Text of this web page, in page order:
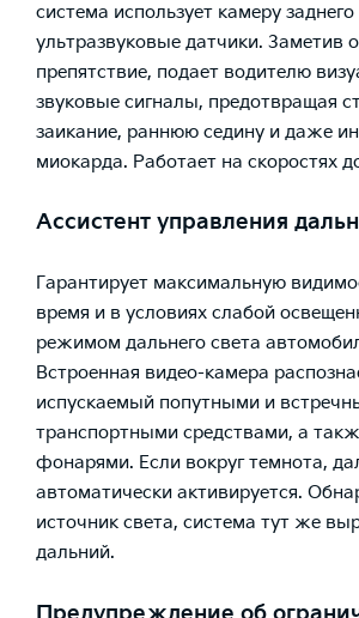
система использует камеру
ультразвуковые датчики. Заметив
препятствие, подает водителю
звуковые сигналы, предотвращая
заикание, раннюю седину и даже
миокарда. Работает на скоростях
Ассистент управления
Гарантирует максимальную
время и в условиях слабой
режимом дальнего света
Встроенная видео-камера
испускаемый попутными и
транспортными средствами, а
фонарями. Если вокруг темнота,
автоматически активируется.
источник света, система тут же
дальний.